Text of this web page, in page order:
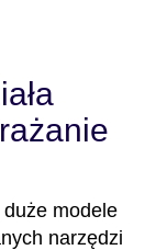
duże modele
narzędzi